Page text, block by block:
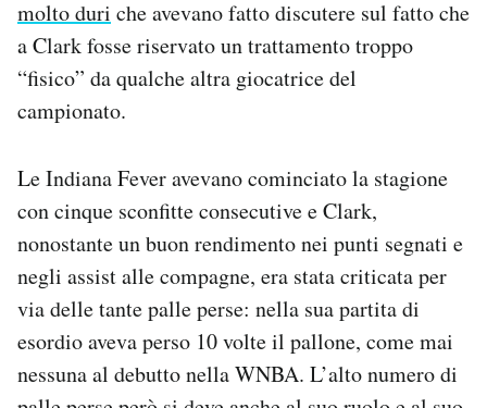
molto duri che avevano fatto discutere sul fatto che
a Clark fosse riservato un trattamento troppo
“fisico” da qualche altra giocatrice del
campionato.
Le Indiana Fever avevano cominciato la stagione
con cinque sconfitte consecutive e Clark,
nonostante un buon rendimento nei punti segnati e
negli assist alle compagne, era stata criticata per
via delle tante palle perse: nella sua partita di
esordio aveva perso 10 volte il pallone, come mai
nessuna al debutto nella WNBA. L’alto numero di